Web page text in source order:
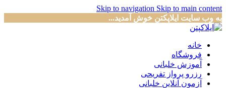
Skip to navigation Skip to main content
به وب سایت ایلاپکتن خوش آمدید...
خانه
فروشگاه
آموزش خلبانی
رزرو پرواز تفریحی
آزمون آنلاین خلبانی